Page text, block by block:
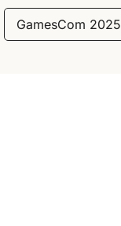
GamesCom 2025